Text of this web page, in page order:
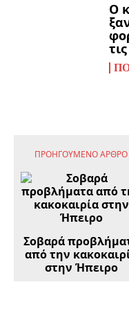
Ο
ΠΡΟΗΓΟΎΜΕΝΟ ΆΡΘΡΟ
Σοβαρά
από την
στην Ήπειρο